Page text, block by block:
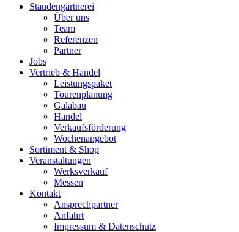
Staudengärtnerei
Über uns
Team
Referenzen
Partner
Jobs
Vertrieb & Handel
Leistungspaket
Tourenplanung
Galabau
Handel
Verkaufsförderung
Wochenangebot
Sortiment & Shop
Veranstaltungen
Werksverkauf
Messen
Kontakt
Ansprechpartner
Anfahrt
Impressum & Datenschutz